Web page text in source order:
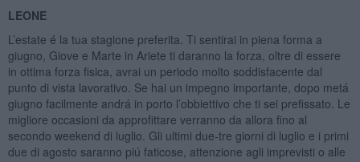
LEONE
L’estate é la tua stagione preferita. Ti sentirai in piena forma a
giugno, Giove e Marte in Ariete ti daranno la forza, oltre di essere
in ottima forza fisica, avrai un periodo molto soddisfacente dal
punto di vista lavorativo. Se hai un impegno importante, dopo metá
giugno facilmente andrá in porto l’obbiettivo che ti sei prefissato. Le
migliore occasioni da approfittare verranno da allora fino al
secondo weekend di luglio. Gli ultimi due-tre giorni di luglio e i primi
due di agosto saranno piú faticose, attenzione agli imprevisti o alle